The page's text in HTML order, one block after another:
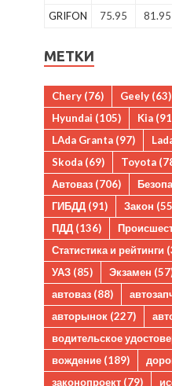
GRIFON
75.95 81.95
МЕТКИ
Chery (76) Geely (63)
Hyundai (105) Kia
LAda Granta (97)
Skoda (69) Toyota
Автоваз (706)
ГИБДД (91) Закон
ПДД (136)
Статистика и рейтинги
УАЗ (85) Экзамен
автоваз (88)
авторынок (227)
водительское
вождение (189)
законопроект (79)